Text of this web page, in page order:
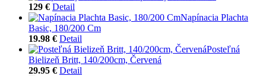
129 € Detail
Napínacia Plachta
Basic, 180/200 Cm
19.98 € Detail
Posteľná
Bielizeň Britt, 140/200cm, Červená
29.95 € Detail